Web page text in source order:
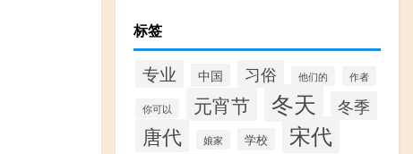
标签
专业 中国 习俗 他们的 作者
你可以 元宵节 冬天 冬季
唐代 娘家 学校 宋代